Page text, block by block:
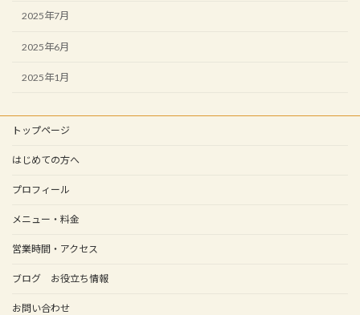
2025年7月
2025年6月
2025年1月
トップページ
はじめての方へ
プロフィール
メニュー・料金
営業時間・アクセス
ブログ お役立ち情報
お問い合わせ